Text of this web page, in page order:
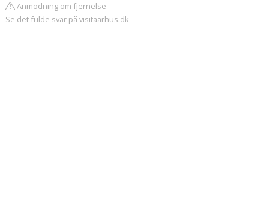
Anmodning om fjernelse
Se det fulde svar på visitaarhus.dk